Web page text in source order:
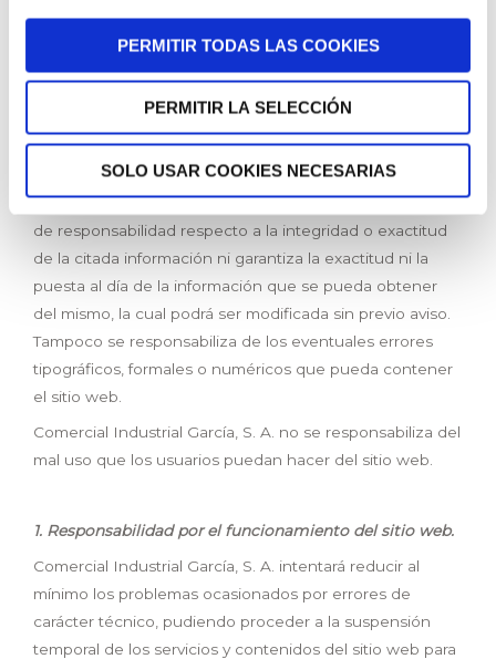
PERMITIR TODAS LAS COOKIES
PERMITIR LA SELECCIÓN
SOLO USAR COOKIES NECESARIAS
de infracción de estos derechos por parte del usuario.
CLÁUSULA DE EXENCIÓN DE RESPONSABILIDAD
Los contenidos incorporados al sitio web han sido
elaborados en todo momento de buena fe con el
propósito de dar información a los usuarios, por lo que
Comercial Industrial García, S. A. no asume ningún tipo
de responsabilidad respecto a la integridad o exactitud
de la citada información ni garantiza la exactitud ni la
puesta al día de la información que se pueda obtener
del mismo, la cual podrá ser modificada sin previo aviso.
Tampoco se responsabiliza de los eventuales errores
tipográficos, formales o numéricos que pueda contener
el sitio web.
Comercial Industrial García, S. A. no se responsabiliza del
mal uso que los usuarios puedan hacer del sitio web.
1. Responsabilidad por el funcionamiento del sitio web.
Comercial Industrial García, S. A. intentará reducir al
mínimo los problemas ocasionados por errores de
carácter técnico, pudiendo proceder a la suspensión
temporal de los servicios y contenidos del sitio web para